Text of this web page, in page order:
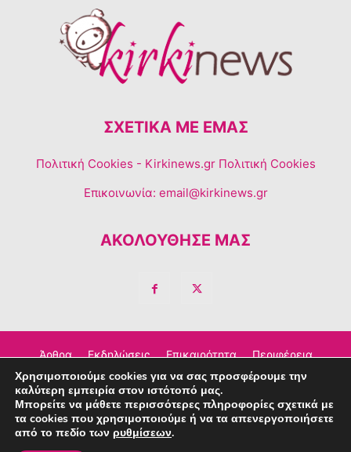
ΣΧΕΤΙΚΆ ΜΕ ΕΜΆΣ
Πολιτική Cookies - Kirkinews.gr Πολιτική Cookies
Επικοινωνία: email@kirkinews.gr
ΑΚΟΛΟΥΘΗΣΕ ΜΑΣ
Άρθρα Εκδηλώσεις Επικαιρότητα Περιφέρεια
Σχόλια Τέχνη – Πολιτισμός Διαφημιστείτε
Επικοινωνία
Χρησιμοποιούμε cookies για να σας προσφέρουμε την
καλύτερη εμπειρία στον ιστότοπό μας.
Μπορείτε να μάθετε περισσότερες πληροφορίες σχετικά με
τα cookies που χρησιμοποιούμε ή να τα απενεργοποιήσετε
από το πεδίο των ρυθμίσεων.